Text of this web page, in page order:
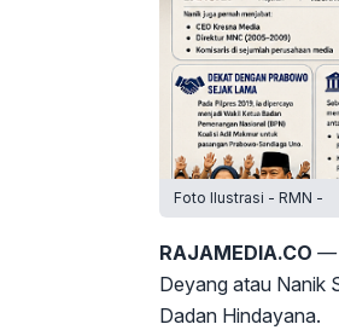
Foto Ilustrasi - RMN -
RAJAMEDIA.CO —
Deyang atau Nanik
Dadan Hindayana.